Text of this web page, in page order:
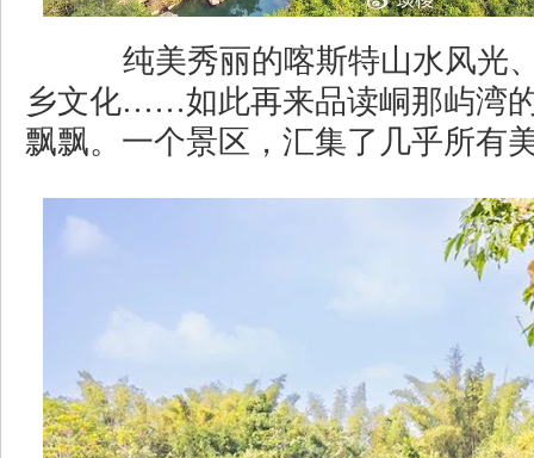
纯美秀丽的喀斯特山水风光
乡文化……如此再来品读峒那屿湾
飘飘。一个景区，汇集了几乎所有